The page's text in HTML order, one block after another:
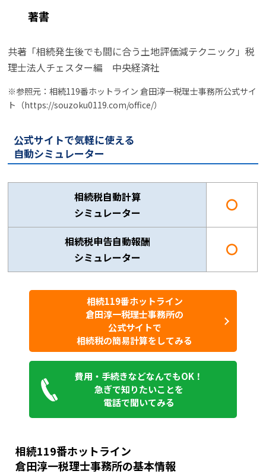
著書
共著「相続発生後でも間に合う土地評価減テクニック」税
理士法人チェスター編 中央経済社
※参照元：相続119番ホットライン 倉田淳一税理士事務所公式サイ
ト（https://souzoku0119.com/office/）
公式サイトで気軽に使える
自動シミュレーター
相続税自動計算
シミュレーター
〇
相続税申告自動報酬
シミュレーター
〇
相続119番ホットライン
倉田淳一税理士事務所の
公式サイトで
相続税の簡易計算をしてみる
費用・手続きなどなんでもOK！
急ぎで知りたいことを
電話で聞いてみる
相続119番ホットライン
倉田淳一税理士事務所の基本情報